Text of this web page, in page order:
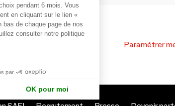
Paramétrer
pendant 6 mois. Vous
en cliquant sur le lien «
de chaque page de nos
consulter notre politique
par
OK pour moi